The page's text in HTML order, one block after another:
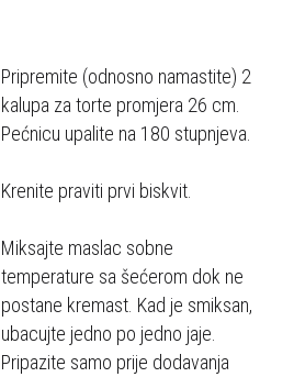
Pripremite (odnosno namastite) 2
kalupa za torte promjera 26 cm.
Pećnicu upalite na 180 stupnjeva.
Krenite praviti prvi biskvit.
Miksajte maslac sobne
temperature sa šećerom dok ne
postane kremast. Kad je smiksan,
ubacujte jedno po jedno jaje.
Pripazite samo prije dodavanja